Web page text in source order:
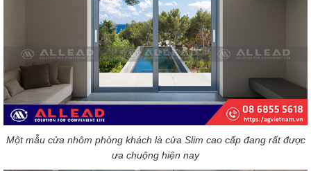
Một mẫu cửa nhôm phòng khách là cửa Slim cao cấp đang rất được
ưa chuộng hiện nay